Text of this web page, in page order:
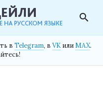
search
в Telegram, в VK илиMAX.